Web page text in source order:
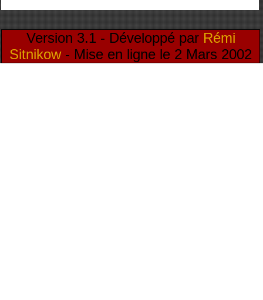
Version 3.1 - Développé par Rémi
Sitnikow- Mise en ligne le 2 Mars 2002